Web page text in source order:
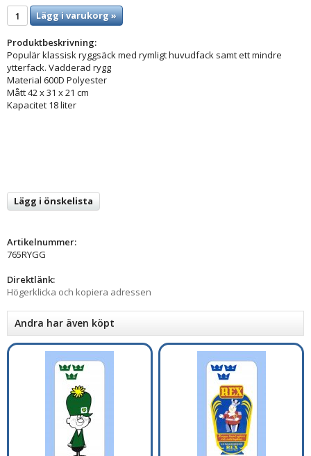
Lägg i varukorg »
Produktbeskrivning:
Populär klassisk ryggsäck med rymligt huvudfack samt ett mindre
ytterfack. Vadderad rygg
Material 600D Polyester
Mått 42 x 31 x 21 cm
Kapacitet 18 liter
Lägg i önskelista
Artikelnummer:
765RYGG
Direktlänk:
Högerklicka och kopiera adressen
Andra har även köpt